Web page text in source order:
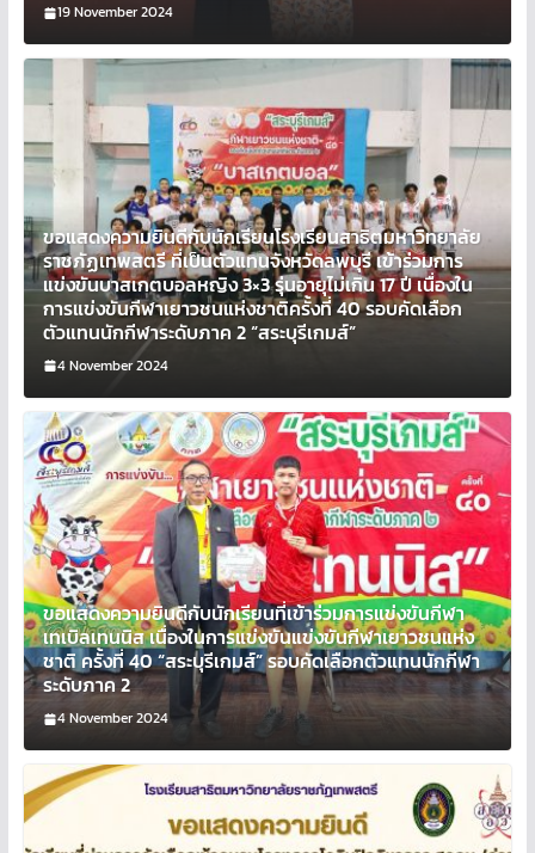
19 November 2024
ขอแสดงความยินดีกับนักเรียนโรงเรียนสาธิตมหาวิทยาลัย
ราชภัฏเทพสตรี ที่เป็นตัวแทนจังหวัดลพบุรี เข้าร่วมการ
แข่งขันบาสเกตบอลหญิง 3×3 รุ่นอายุไม่เกิน 17 ปี เนื่องใน
การแข่งขันกีฬาเยาวชนแห่งชาติครั้งที่ 40 รอบคัดเลือก
ตัวแทนนักกีฬาระดับภาค 2 “สระบุรีเกมส์”
4 November 2024
ขอแสดงความยินดีกับนักเรียนที่เข้าร่วมการแข่งขันกีฬา
เทเบิลเทนนิส เนื่องในการแข่งขันแข่งขันกีฬาเยาวชนแห่ง
ชาติ ครั้งที่ 40 “สระบุรีเกมส์” รอบคัดเลือกตัวแทนนักกีฬา
ระดับภาค 2
4 November 2024